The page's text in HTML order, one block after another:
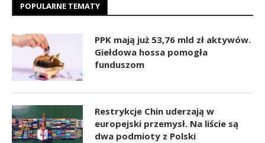
POPULARNE TEMATY
PPK mają już 53,76 mld zł aktywów.
Giełdowa hossa pomogła
funduszom
Restrykcje Chin uderzają w
europejski przemysł. Na liście są
dwa podmioty z Polski